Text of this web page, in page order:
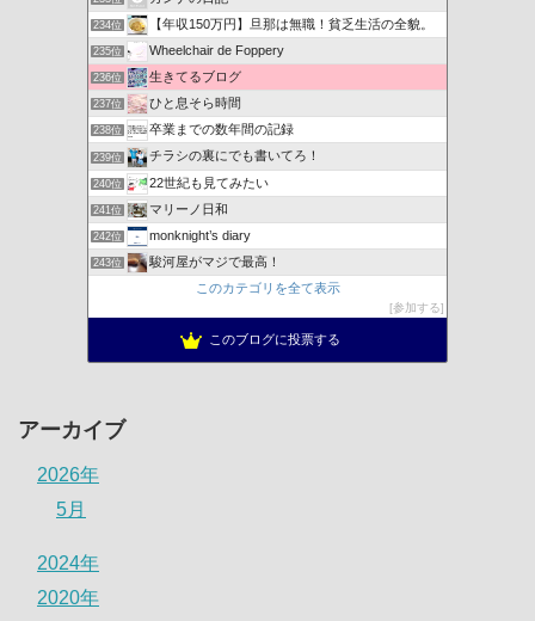
234位 【年収150万円】旦那は無職！貧乏生活の全貌。
235位 Wheelchair de Foppery
236位 生きてるブログ
237位 ひと息そら時間
238位 卒業までの数年間の記録
239位 チラシの裏にでも書いてろ！
240位 22世紀も見てみたい
241位 マリーノ日和
242位 monknight’s diary
243位
駿河屋がマジで最高！
このカテゴリを全て表示
参加する
このブログに投票する
アーカイブ
2026年
5月
2024年
2020年